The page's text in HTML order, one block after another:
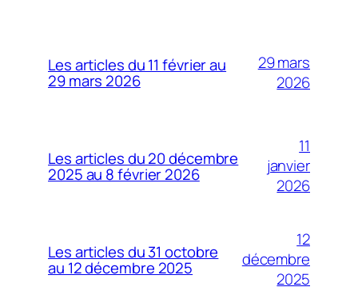
Les articles du 11 février au
29 mars 2026
29 mars
2026
Les articles du 20 décembre
2025 au 8 février 2026
11
janvier
2026
Les articles du 31 octobre
au 12 décembre 2025
12
décembre
2025